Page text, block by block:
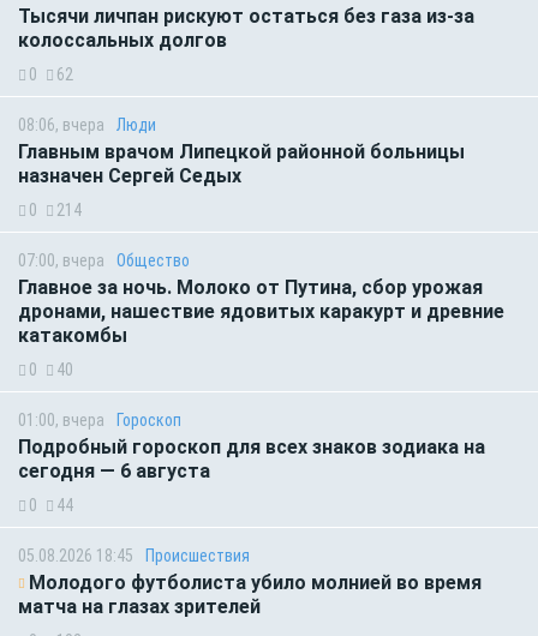
Тысячи личпан рискуют остаться без газа из-за
колоссальных долгов
0 62
08:06, вчера Люди
Главным врачом Липецкой районной больницы
назначен Сергей Седых
0 214
07:00, вчера Общество
Главное за ночь. Молоко от Путина, сбор урожая
дронами, нашествие ядовитых каракурт и древние
катакомбы
0 40
01:00, вчера Гороскоп
Подробный гороскоп для всех знаков зодиака на
сегодня — 6 августа
0 44
05.08.2026 18:45 Происшествия
Молодого футболиста убило молнией во время
матча на глазах зрителей